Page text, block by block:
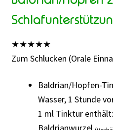
★★★★★
Zum Schlucken (Orale
Baldrian/Hopfen-
Wasser, 1 Stunde
1 ml Tinktur